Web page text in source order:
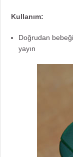
Kullanım:
Doğrudan
yayın